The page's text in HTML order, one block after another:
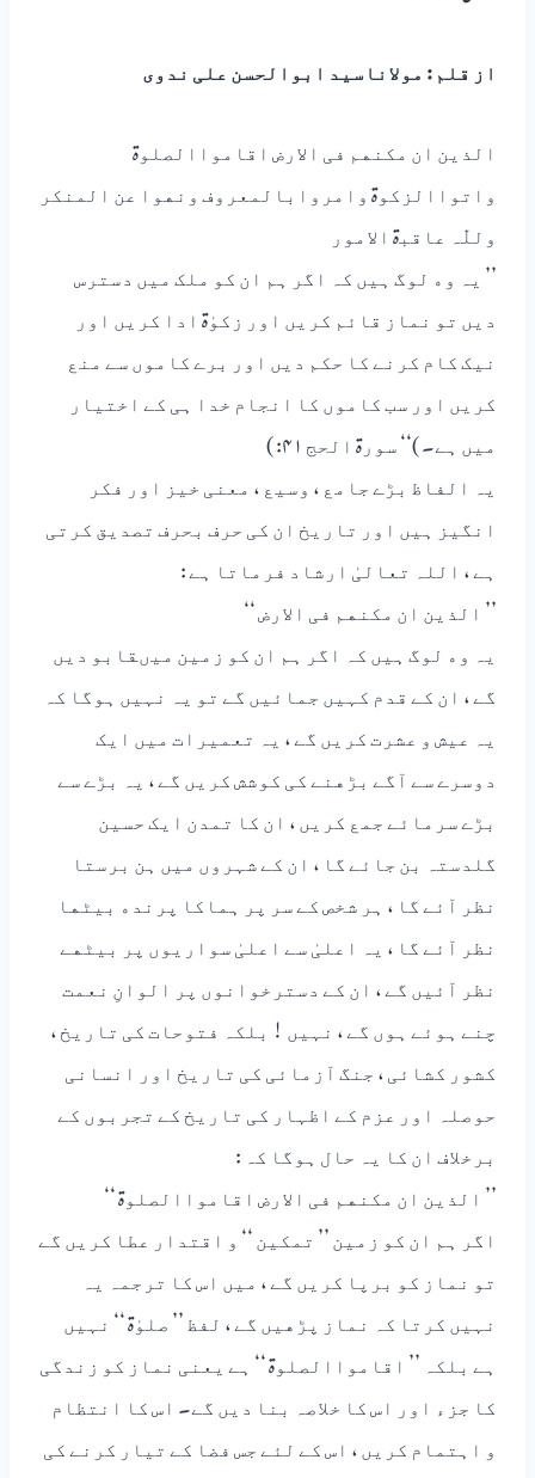
ﺍﺯ ﻗﻠﻢ : ﻣﻮﻻﻧﺎﺳﯿﺪ ﺍﺑﻮﺍﻟﺤﺴﻦ ﻋﻠﯽ ﻧﺪﻭﯼ
ﺍﻟﺬﯾﻦ ﺍﻥ ﻣﮑﻨﮭﻢ ﻓﯽ ﺍﻻﺭﺽ ﺍﻗﺎﻣﻮﺍﺍﻟﺼﻠﻮۃ
ﻭﺍﺗﻮﺍﺍﻟﺰﮐﻮۃ ﻭﺍﻣﺮﻭﺍﺑﺎﻟﻤﻌﺮﻭﻑ ﻭﻧﮭﻮﺍ ﻋﻦ ﺍﻟﻤﻨﮑﺮ
ﻭﻟﻠّٰﮧ ﻋﺎﻗﺒۃ ﺍﻻﻣﻮﺭ
’’ ﯾﮧ ﻭﮦ ﻟﻮﮒ ﮨﯿﮟ ﮐﮧ ﺍﮔﺮ ﮨﻢ ﺍﻥ ﮐﻮ ﻣﻠﮏ ﻣﯿﮟ ﺩﺳﺘﺮﺱ
ﺩﯾﮟ ﺗﻮ ﻧﻤﺎﺯ ﻗﺎﺋﻢ ﮐﺮﯾﮟ ﺍﻭﺭ ﺯﮐﻮٰۃ ﺍﺩﺍ ﮐﺮﯾﮟ ﺍﻭﺭ
ﻧﯿﮏ ﮐﺎﻡ ﮐﺮﻧﮯ ﮐﺎ ﺣﮑﻢ ﺩﯾﮟ ﺍﻭﺭ ﺑﺮﮮ ﮐﺎﻣﻮﮞ ﺳﮯ ﻣﻨﻊ
ﮐﺮﯾﮟ ﺍﻭﺭ ﺳﺐ ﮐﺎﻣﻮﮞ ﮐﺎ ﺍﻧﺠﺎﻡ ﺧﺪﺍ ﮨﯽ ﮐﮯ ﺍﺧﺘﯿﺎﺭ
ﻣﯿﮟ ﮨﮯ۔ )‘‘ ﺳﻮﺭۃ ﺍﻟﺤﺞ ۴۱: )
ﯾﮧ ﺍﻟﻔﺎﻅ ﺑﮍﮮ ﺟﺎﻣﻊ ، ﻭﺳﯿﻊ ، ﻣﻌﻨﯽ ﺧﯿﺰ ﺍﻭﺭ ﻓﮑﺮ
ﺍﻧﮕﯿﺰ ﮨﯿﮟ ﺍﻭﺭ ﺗﺎﺭﯾﺦ ﺍﻥ ﮐﯽ ﺣﺮﻑ ﺑﺤﺮﻑ ﺗﺼﺪﯾﻖ ﮐﺮﺗﯽ
ﮨﮯ ، ﺍﻟﻠﮧ ﺗﻌﺎﻟﯽٰ ﺍﺭﺷﺎﺩ ﻓﺮﻣﺎﺗﺎ ﮨﮯ :
’’ ﺍﻟﺬﯾﻦ ﺍﻥ ﻣﮑﻨﮭﻢ ﻓﯽ ﺍﻻﺭﺽ ‘‘
ﯾﮧ ﻭﮦ ﻟﻮﮒ ﮨﯿﮟ ﮐﮧ ﺍﮔﺮ ﮨﻢ ﺍﻥ ﮐﻮ ﺯﻣﯿﻦ ﻣﯿﮞﻘﺎﺑﻮ ﺩﯾﮟ
ﮔﮯ ، ﺍﻥ ﮐﮯ ﻗﺪﻡ ﮐﮩﯿﮟ ﺟﻤﺎﺋﯿﮟ ﮔﮯ ﺗﻮ ﯾﮧ ﻧﮩﯿﮟ ﮨﻮﮔﺎ ﮐﮧ
ﯾﮧ ﻋﯿﺶ ﻭ ﻋﺸﺮﺕ ﮐﺮﯾﮟ ﮔﮯ ، ﯾﮧ ﺗﻌﻤﯿﺮﺍﺕ ﻣﯿﮟ ﺍﯾﮏ
ﺩﻭﺳﺮﮮ ﺳﮯ ﺍٓﮔﮯ ﺑﮍﮬﻨﮯ ﮐﯽ ﮐﻮﺷﺶ ﮐﺮﯾﮟ ﮔﮯ ، ﯾﮧ ﺑﮍﮮ ﺳﮯ
ﺑﮍﮮ ﺳﺮﻣﺎﺋﮯ ﺟﻤﻊ ﮐﺮﯾﮟ ، ﺍﻥ ﮐﺎ ﺗﻤﺪﻥ ﺍﯾﮏ ﺣﺴﯿﻦ
ﮔﻠﺪﺳﺘﮧ ﺑﻦ ﺟﺎﺋﮯ ﮔﺎ ، ﺍﻥ ﮐﮯ ﺷﮩﺮﻭﮞ ﻣﯿﮟ ﮨﻦ ﺑﺮﺳﺘﺎ
ﻧﻈﺮ ﺍٓﺋﮯ ﮔﺎ ، ﮨﺮ ﺷﺨﺺ ﮐﮯ ﺳﺮ ﭘﺮ ﮨﻤﺎﮐﺎ ﭘﺮﻧﺪﮦ ﺑﯿﭩﮭﺎ
ﻧﻈﺮ ﺍٓﺋﮯ ﮔﺎ ، ﯾﮧ ﺍﻋﻠﯽٰ ﺳﮯ ﺍﻋﻠﯽٰ ﺳﻮﺍﺭﯾﻮﮞ ﭘﺮ ﺑﯿﭩﮭﮯ
ﻧﻈﺮ ﺍٓﺋﯿﮟ ﮔﮯ ، ﺍﻥ ﮐﮯ ﺩﺳﺘﺮﺧﻮﺍﻧﻮﮞ ﭘﺮ ﺍﻟﻮﺍﻥِ ﻧﻌﻤﺖ
ﭼﻨﮯ ﮨﻮﺋﮯ ﮨﻮﮞ ﮔﮯ ، ﻧﮩﯿﮟ ! ﺑﻠﮑﮧ ﻓﺘﻮﺣﺎﺕ ﮐﯽ ﺗﺎﺭﯾﺦ ،
ﮐﺸﻮﺭ ﮐﺸﺎﺋﯽ ، ﺟﻨﮓ ﺍٓﺯﻣﺎﺋﯽ ﮐﯽ ﺗﺎﺭﯾﺦ ﺍﻭﺭ ﺍﻧﺴﺎﻧﯽ
ﺣﻮﺻﻠﮧ ﺍﻭﺭ ﻋﺰﻡ ﮐﮯ ﺍﻇﮩﺎﺭ ﮐﯽ ﺗﺎﺭﯾﺦ ﮐﮯ ﺗﺠﺮﺑﻮﮞ ﮐﮯ
ﺑﺮﺧﻼﻑ ﺍﻥ ﮐﺎ ﯾﮧ ﺣﺎﻝ ﮨﻮﮔﺎ ﮐﮧ :
’’ ﺍﻟﺬﯾﻦ ﺍﻥ ﻣﮑﻨﮭﻢ ﻓﯽ ﺍﻻﺭﺽ ﺍﻗﺎﻣﻮﺍﺍﻟﺼﻠﻮۃ ‘‘
ﺍﮔﺮ ﮨﻢ ﺍﻥ ﮐﻮ ﺯﻣﯿﻦ ’’ ﺗﻤﮑﯿﻦ ‘‘ ﻭ ﺍﻗﺘﺪﺍﺭ ﻋﻄﺎ ﮐﺮﯾﮟ ﮔﮯ
ﺗﻮ ﻧﻤﺎﺯ ﮐﻮ ﺑﺮﭘﺎ ﮐﺮﯾﮟ ﮔﮯ ، ﻣﯿﮟ ﺍﺱ ﮐﺎ ﺗﺮﺟﻤﮧ ﯾﮧ
ﻧﮩﯿﮟ ﮐﺮﺗﺎ ﮐﮧ ﻧﻤﺎﺯ ﭘﮍﮬﯿﮟ ﮔﮯ ، ﻟﻔﻆ ’’ ﺻﻠﻮٰۃ ‘‘ ﻧﮩﯿﮟ
ﮨﮯ ﺑﻠﮑﮧ ’’ ﺍﻗﺎﻣﻮﺍﺍﻟﺼﻠﻮۃ ‘‘ ﮨﮯ ﯾﻌﻨﯽ ﻧﻤﺎﺯ ﮐﻮ ﺯﻧﺪﮔﯽ
ﮐﺎ ﺟﺰﺀ ﺍﻭﺭ ﺍﺱ ﮐﺎ ﺧﻼﺻﮧ ﺑﻨﺎ ﺩﯾﮟ ﮔﮯ۔ ﺍﺱ ﮐﺎ ﺍﻧﺘﻈﺎﻡ
ﻭ ﺍﮨﺘﻤﺎﻡ ﮐﺮﯾﮟ ، ﺍﺱ ﮐﮯ ﻟﺌﮯ ﺟﺲ ﻓﻀﺎ ﮐﮯ ﺗﯿﺎﺭ ﮐﺮﻧﮯ ﮐﯽ